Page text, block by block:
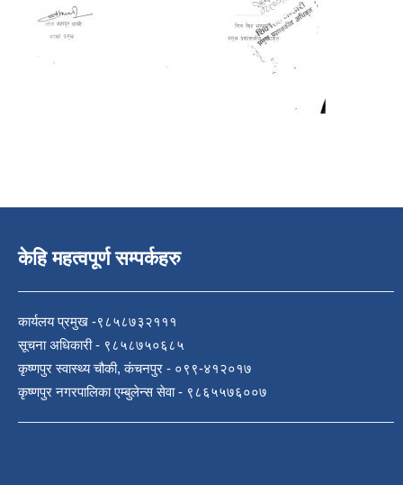
केहि महत्वपूर्ण सम्पर्कहरु
कार्यलय प्रमुख -९८५८७३२१११
सूचना अधिकारी - ९८५८७५०६८५
कृष्णपुर स्वास्थ्य चौकी, कंचनपुर - ०९९-४१२०१७
कृष्णपुर नगरपालिका एम्बुलेन्स सेवा - ९८६५५७६००७